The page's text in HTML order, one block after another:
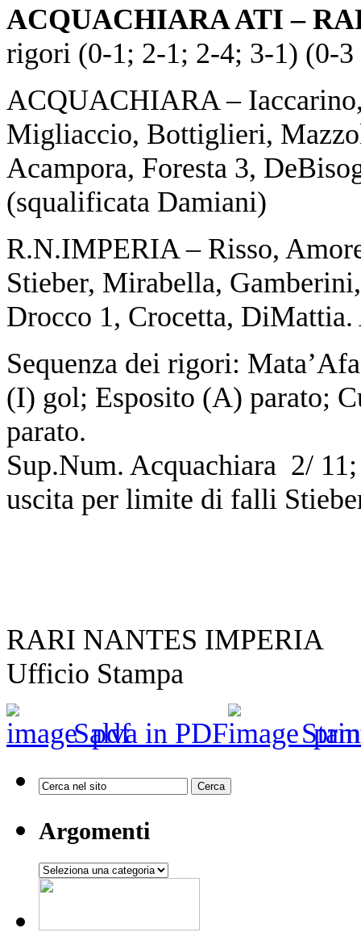
ACQUACHIARA ATI –
rigori (0-1; 2-1; 2-4; 3-1) (0-
ACQUACHIARA –
Migliaccio, Bottiglieri,
Acampora, Foresta 3,
(squalificata Damiani)
R.N.IMPERIA – Risso,
Stieber, Mirabella,
Drocco 1, Crocetta,
Sequenza dei rigori:
(I) gol; Esposito (A) parato;
parato.
Sup.Num. Acquachiara 2/
uscita per limite di falli
RARI NANTES IMPERIA
Ufficio Stampa
Salva in PDF
Argomenti
Argomenti